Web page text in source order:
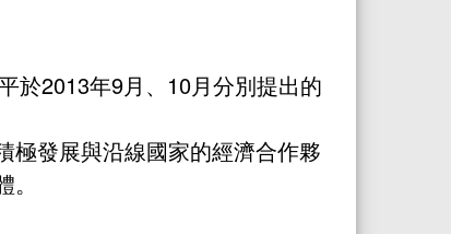
於2013年9月、10月分別提出的
極發展與沿線國家的經濟合作夥